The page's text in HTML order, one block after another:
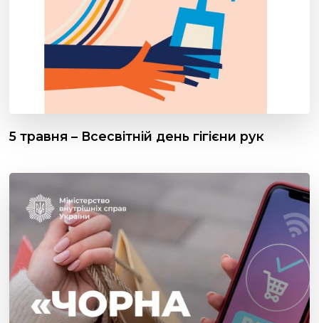
5 травня – Всесвітній день гігієни рук